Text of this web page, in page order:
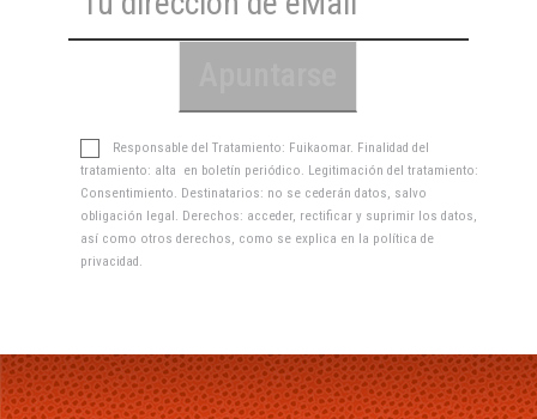
Responsable del Tratamiento: Fuikaomar. Finalidad del
tratamiento: alta en boletín periódico. Legitimación del tratamiento:
Consentimiento. Destinatarios: no se cederán datos, salvo
obligación legal. Derechos: acceder, rectificar y suprimir los datos,
así como otros derechos, como se explica en la política de
privacidad.